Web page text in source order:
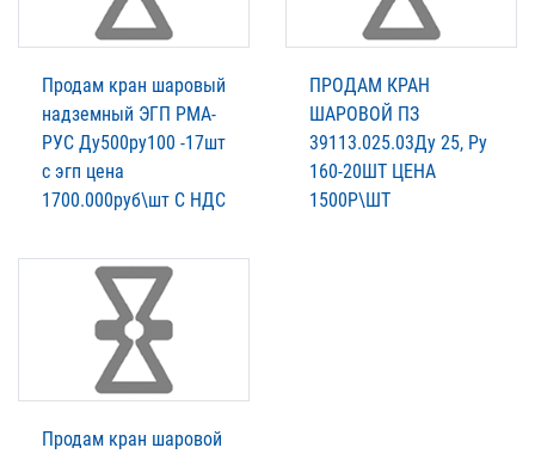
Продам кран шаровый
надземный ЭГП РМА-
РУС Ду500ру100 -17шт
с эгп цена
1700.000руб\шт С НДС
ПРОДАМ КРАН
ШАРОВОЙ ПЗ
39113.025.03Ду 25, Ру
160-20ШТ ЦЕНА
1500Р\ШТ
Продам кран шаровой